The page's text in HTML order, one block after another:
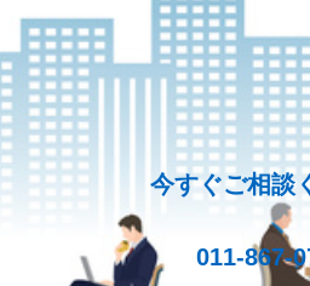
今すぐご相談
011-867-